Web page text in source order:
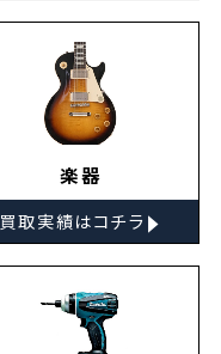
楽器
買取実績はコチラ ▸